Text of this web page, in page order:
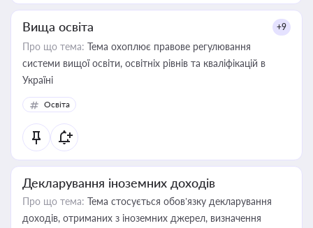
Вища освіта +9
Про що тема: Тема охоплює правове регулювання
системи вищої освіти, освітніх рівнів та кваліфікацій в
Україні
Освіта
Декларування іноземних доходів
Про що тема: Тема стосується обов’язку декларування
доходів, отриманих з іноземних джерел, визначення